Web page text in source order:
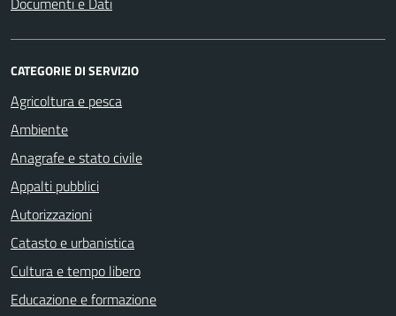
CATEGORIE DI SERVIZIO
Agricoltura e pesca
Ambiente
Anagrafe e stato civile
Appalti pubblici
Autorizzazioni
Catasto e urbanistica
Cultura e tempo libero
Educazione e formazione